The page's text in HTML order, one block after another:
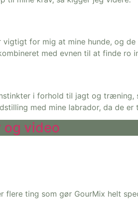
for mig at mine hunde, og
med evnen til at finde ro
i forhold til jagt og træning,
med mine labrador, da de er
og video
flere ting som gør GourMix helt